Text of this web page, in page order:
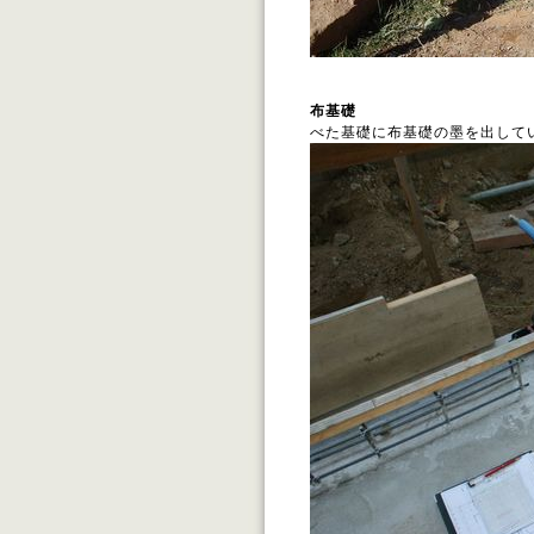
布基礎
べた基礎に布基礎の墨を出して